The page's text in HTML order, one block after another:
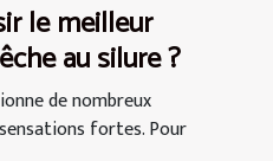
le meilleur
au silure ?
de nombreux
fortes. Pour